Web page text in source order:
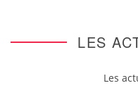
LES
Les